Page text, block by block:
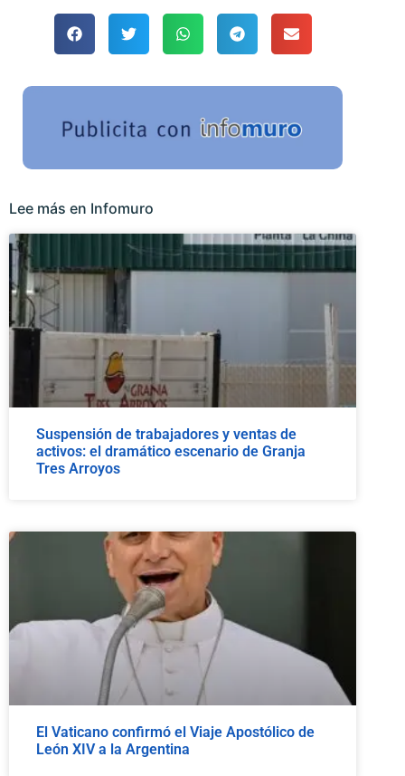
Lee más en Infomuro
Suspensión de trabajadores y ventas de
activos: el dramático escenario de Granja
Tres Arroyos
El Vaticano confirmó el Viaje Apostólico de
León XIV a la Argentina